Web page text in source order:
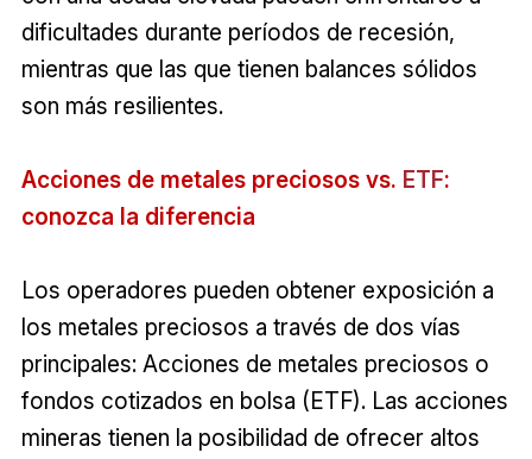
dificultades durante períodos de recesión,
mientras que las que tienen balances sólidos
son más resilientes.
Acciones de metales preciosos vs. ETF:
conozca la diferencia
Los operadores pueden obtener exposición a
los metales preciosos a través de dos vías
principales: Acciones de metales preciosos o
fondos cotizados en bolsa (ETF). Las acciones
mineras tienen la posibilidad de ofrecer altos